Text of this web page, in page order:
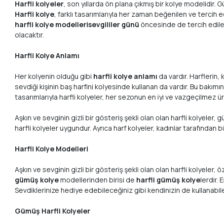
Harfli kolyeler, son yıllarda ön plana çıkmış bir kolye modelidir.
Harfli kolye, farklı tasarımlarıyla her zaman beğenilen ve
harfli kolye modellerisevgililer günü öncesinde de tercih
olacaktır.
Harfli Kolye Anlamı
Her kolyenin olduğu gibi harfli kolye anlamı da vardır. Harflerin,
sevdiği kişinin baş harfini kolyesinde kullanan da vardır. Bu
tasarımlarıyla harfli kolyeler, her sezonun en iyi ve vazgeçilmez
Aşkın ve sevginin gizli bir gösteriş şekli olan olan harfli kolyeler,
harfli kolyeler uygundur. Ayrıca harf kolyeler, kadınlar
Harfli Kolye Modelleri
Aşkın ve sevginin gizli bir gösteriş şekli olan olan harfli kolyeler,
gümüş kolyemodellerinden birisi de harfli gümüş kolyelerdir.
Sevdiklerinize hediye edebileceğiniz gibi kendinizin de
Gümüş Harfli Kolyeler